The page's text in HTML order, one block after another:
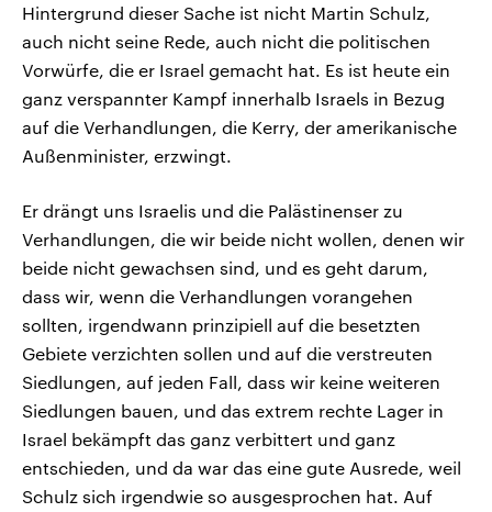
Hintergrund dieser Sache ist nicht Martin Schulz,
auch nicht seine Rede, auch nicht die politischen
Vorwürfe, die er Israel gemacht hat. Es ist heute ein
ganz verspannter Kampf innerhalb Israels in Bezug
auf die Verhandlungen, die Kerry, der amerikanische
Außenminister, erzwingt.
Er drängt uns Israelis und die Palästinenser zu
Verhandlungen, die wir beide nicht wollen, denen wir
beide nicht gewachsen sind, und es geht darum,
dass wir, wenn die Verhandlungen vorangehen
sollten, irgendwann prinzipiell auf die besetzten
Gebiete verzichten sollen und auf die verstreuten
Siedlungen, auf jeden Fall, dass wir keine weiteren
Siedlungen bauen, und das extrem rechte Lager in
Israel bekämpft das ganz verbittert und ganz
entschieden, und da war das eine gute Ausrede, weil
Schulz sich irgendwie so ausgesprochen hat. Auf